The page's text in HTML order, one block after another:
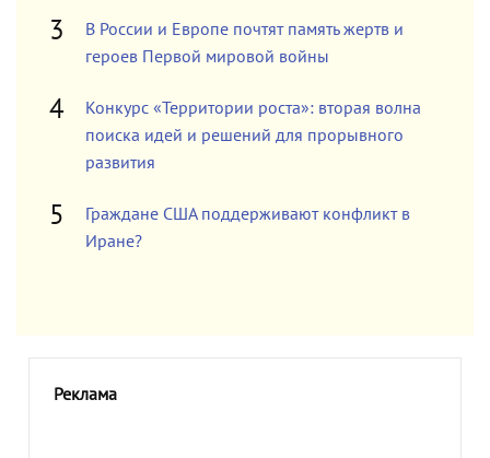
В России и Европе почтят память жертв и
героев Первой мировой войны
Конкурс «Территории роста»: вторая волна
поиска идей и решений для прорывного
развития
Граждане США поддерживают конфликт в
Иране?
Реклама